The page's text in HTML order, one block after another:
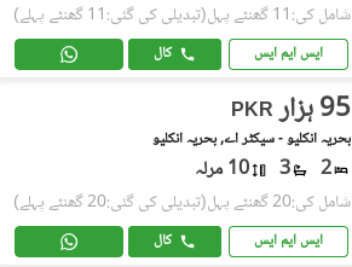
شامل کی:11 گھنٹے پہل (تبدیلی کی گئی:11 گھنٹے پہلے)
ایس ایم ایس کال
PKR 95 ہزار
بحریہ انکلیو - سیکٹر اے, بحریہ انکلیو
2
3 10 مرلہ
شامل کی:20 گھنٹے پہل (تبدیلی کی گئی:20 گھنٹے پہلے)
ایس ایم ایس کال